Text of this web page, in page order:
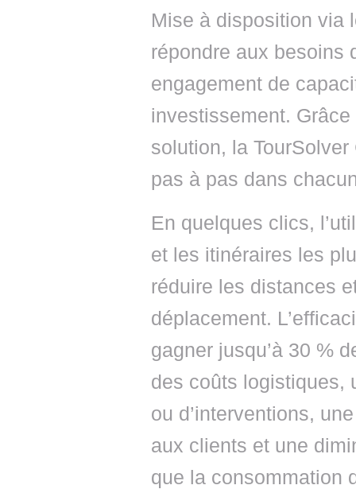
Mise à disposition via
répondre aux besoins
engagement de
investissement.
solution, la
pas à pas dans
En quelques clics,
et les itinéraires les
réduire les distances
déplacement.
gagner jusqu’à 30 %
des coûts logistiques,
ou d’interventions,
aux clients et une
que la consommation